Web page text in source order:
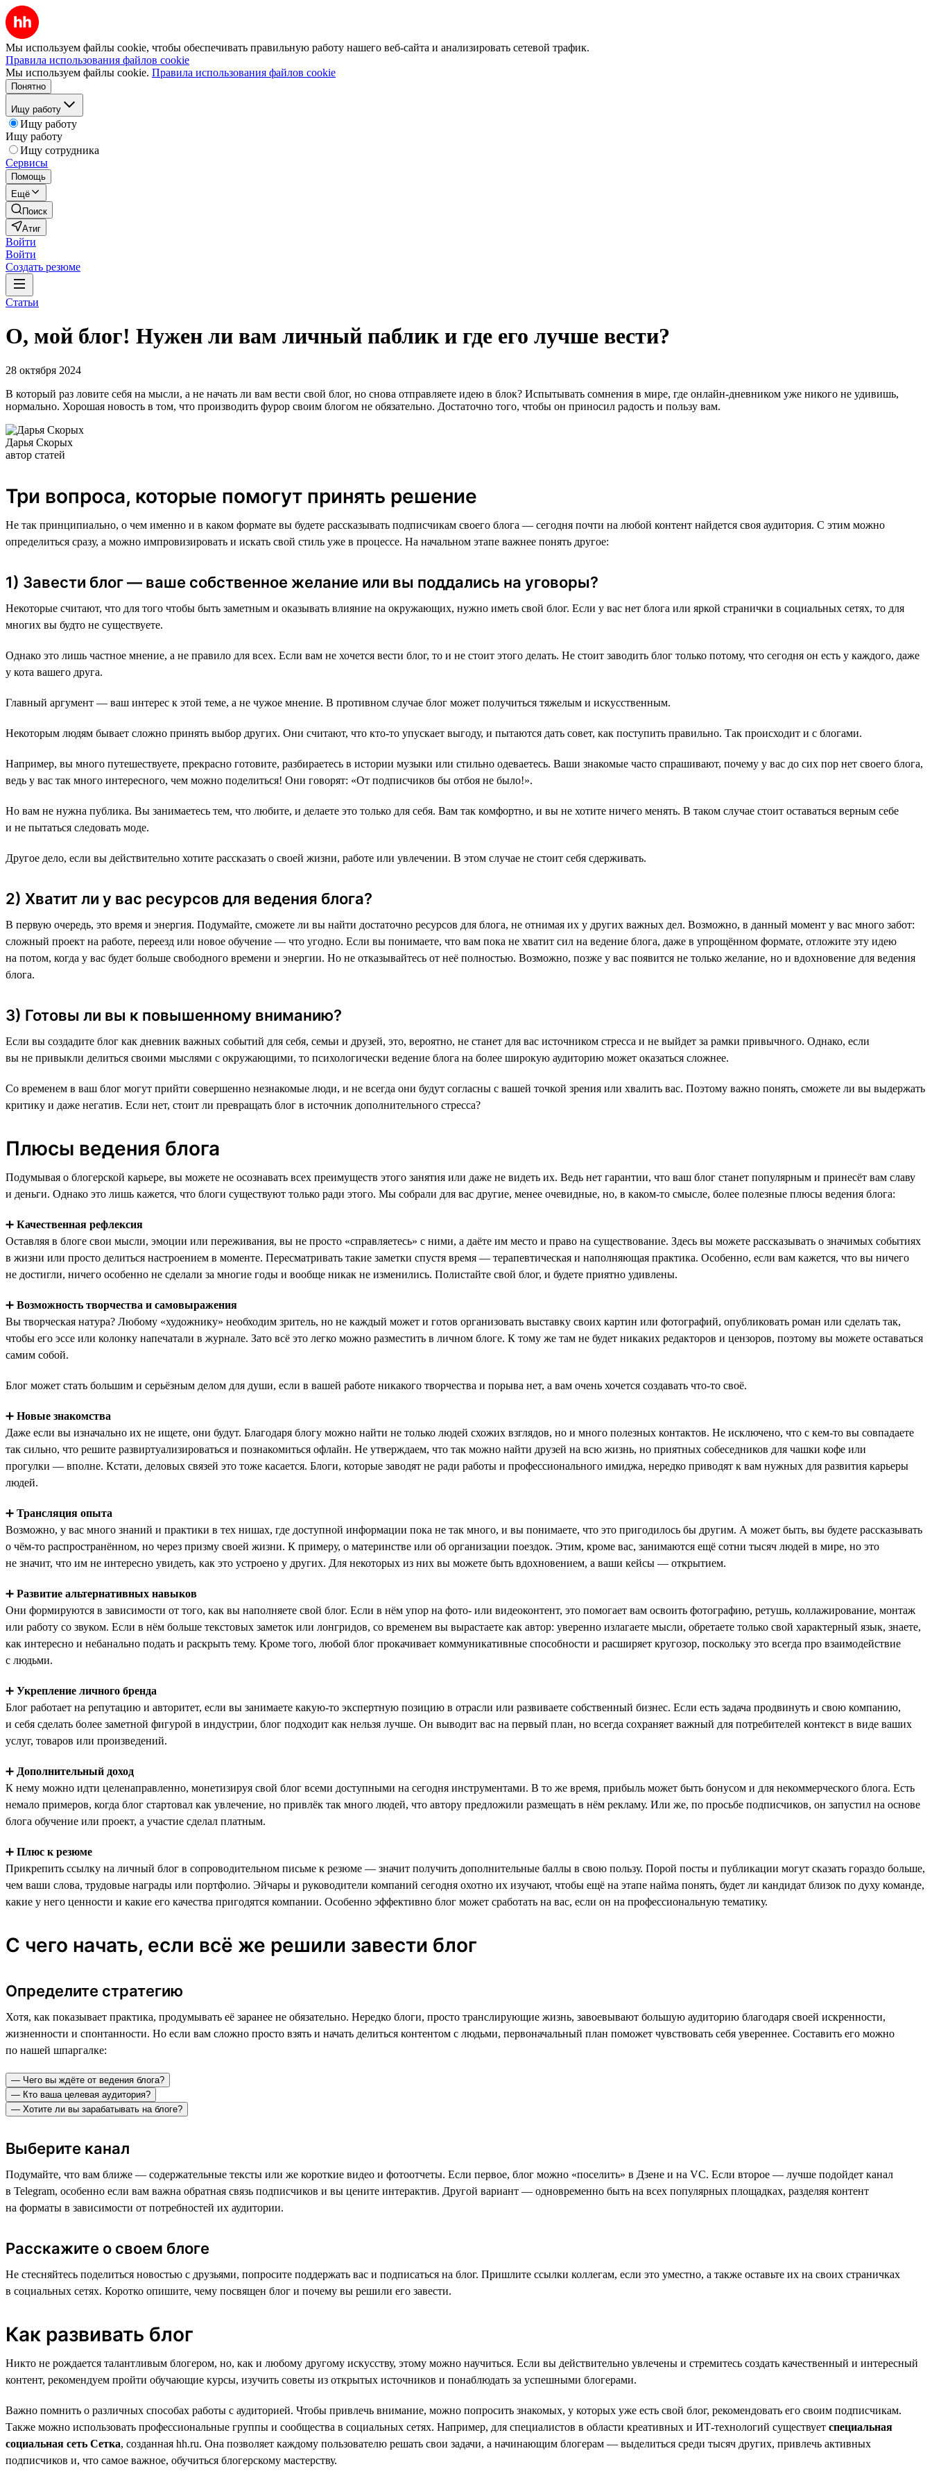
Мы используем файлы cookie, чтобы обеспечивать правильную работу нашего веб-сайта и анализировать сетевой трафик.
Правила использования файлов cookie
Мы используем файлы cookie. Правила использования файлов cookie
Понятно
Ищу работу
Ищу работу
Ищу работу
Ищу сотрудника
Сервисы
Помощь
Ещё
Поиск
Атиг
Войти
Войти
Создать резюме
Статьи
О, мой блог! Нужен ли вам личный паблик и где его лучше вести?
28 октября 2024
В который раз ловите себя на мысли, а не начать ли вам вести свой блог, но снова отправляете идею в блок? Испытывать сомнения в мире, где онлайн-дневником уже никого не удивишь,
нормально. Хорошая новость в том, что производить фурор своим блогом не обязательно. Достаточно того, чтобы он приносил радость и пользу вам.
Дарья Скорых
автор статей
Три вопроса, которые помогут принять решение
Не так принципиально, о чем именно и в каком формате вы будете рассказывать подписчикам своего блога — сегодня почти на любой контент найдется своя аудитория. С этим можно
определиться сразу, а можно импровизировать и искать свой стиль уже в процессе. На начальном этапе важнее понять другое:
1) Завести блог — ваше собственное желание или вы поддались на уговоры?
Некоторые считают, что для того чтобы быть заметным и оказывать влияние на окружающих, нужно иметь свой блог. Если у вас нет блога или яркой странички в социальных сетях, то для
многих вы будто не существуете.
Однако это лишь частное мнение, а не правило для всех. Если вам не хочется вести блог, то и не стоит этого делать. Не стоит заводить блог только потому, что сегодня он есть у каждого, даже
у кота вашего друга.
Главный аргумент — ваш интерес к этой теме, а не чужое мнение. В противном случае блог может получиться тяжелым и искусственным.
Некоторым людям бывает сложно принять выбор других. Они считают, что кто-то упускает выгоду, и пытаются дать совет, как поступить правильно. Так происходит и с блогами.
Например, вы много путешествуете, прекрасно готовите, разбираетесь в истории музыки или стильно одеваетесь. Ваши знакомые часто спрашивают, почему у вас до сих пор нет своего блога,
ведь у вас так много интересного, чем можно поделиться! Они говорят: «От подписчиков бы отбоя не было!».
Но вам не нужна публика. Вы занимаетесь тем, что любите, и делаете это только для себя. Вам так комфортно, и вы не хотите ничего менять. В таком случае стоит оставаться верным себе
и не пытаться следовать моде.
Другое дело, если вы действительно хотите рассказать о своей жизни, работе или увлечении. В этом случае не стоит себя сдерживать.
2) Хватит ли у вас ресурсов для ведения блога?
В первую очередь, это время и энергия. Подумайте, сможете ли вы найти достаточно ресурсов для блога, не отнимая их у других важных дел. Возможно, в данный момент у вас много забот:
сложный проект на работе, переезд или новое обучение — что угодно. Если вы понимаете, что вам пока не хватит сил на ведение блога, даже в упрощённом формате, отложите эту идею
на потом, когда у вас будет больше свободного времени и энергии. Но не отказывайтесь от неё полностью. Возможно, позже у вас появится не только желание, но и вдохновение для ведения
блога.
3) Готовы ли вы к повышенному вниманию?
Если вы создадите блог как дневник важных событий для себя, семьи и друзей, это, вероятно, не станет для вас источником стресса и не выйдет за рамки привычного. Однако, если
вы не привыкли делиться своими мыслями с окружающими, то психологически ведение блога на более широкую аудиторию может оказаться сложнее.
Со временем в ваш блог могут прийти совершенно незнакомые люди, и не всегда они будут согласны с вашей точкой зрения или хвалить вас. Поэтому важно понять, сможете ли вы выдержать
критику и даже негатив. Если нет, стоит ли превращать блог в источник дополнительного стресса?
Плюсы ведения блога
Подумывая о блогерской карьере, вы можете не осознавать всех преимуществ этого занятия или даже не видеть их. Ведь нет гарантии, что ваш блог станет популярным и принесёт вам славу
и деньги. Однако это лишь кажется, что блоги существуют только ради этого. Мы собрали для вас другие, менее очевидные, но, в каком-то смысле, более полезные плюсы ведения блога:
➕ Качественная рефлексия
Оставляя в блоге свои мысли, эмоции или переживания, вы не просто «справляетесь» с ними, а даёте им место и право на существование. Здесь вы можете рассказывать о значимых событиях
в жизни или просто делиться настроением в моменте. Пересматривать такие заметки спустя время — терапевтическая и наполняющая практика. Особенно, если вам кажется, что вы ничего
не достигли, ничего особенно не сделали за многие годы и вообще никак не изменились. Полистайте свой блог, и будете приятно удивлены.
➕ Возможность творчества и самовыражения
Вы творческая натура? Любому «художнику» необходим зритель, но не каждый может и готов организовать выставку своих картин или фотографий, опубликовать роман или сделать так,
чтобы его эссе или колонку напечатали в журнале. Зато всё это легко можно разместить в личном блоге. К тому же там не будет никаких редакторов и цензоров, поэтому вы можете оставаться
самим собой.
Блог может стать большим и серьёзным делом для души, если в вашей работе никакого творчества и порыва нет, а вам очень хочется создавать что-то своё.
➕ Новые знакомства
Даже если вы изначально их не ищете, они будут. Благодаря блогу можно найти не только людей схожих взглядов, но и много полезных контактов. Не исключено, что с кем-то вы совпадаете
так сильно, что решите развиртуализироваться и познакомиться офлайн. Не утверждаем, что так можно найти друзей на всю жизнь, но приятных собеседников для чашки кофе или
прогулки — вполне. Кстати, деловых связей это тоже касается. Блоги, которые заводят не ради работы и профессионального имиджа, нередко приводят к вам нужных для развития карьеры
людей.
➕ Трансляция опыта
Возможно, у вас много знаний и практики в тех нишах, где доступной информации пока не так много, и вы понимаете, что это пригодилось бы другим. А может быть, вы будете рассказывать
о чём-то распространённом, но через призму своей жизни. К примеру, о материнстве или об организации поездок. Этим, кроме вас, занимаются ещё сотни тысяч людей в мире, но это
не значит, что им не интересно увидеть, как это устроено у других. Для некоторых из них вы можете быть вдохновением, а ваши кейсы — открытием.
➕ Развитие альтернативных навыков
Они формируются в зависимости от того, как вы наполняете свой блог. Если в нём упор на фото- или видеоконтент, это помогает вам освоить фотографию, ретушь, коллажирование, монтаж
или работу со звуком. Если в нём больше текстовых заметок или лонгридов, со временем вы вырастаете как автор: уверенно излагаете мысли, обретаете только свой характерный язык, знаете,
как интересно и небанально подать и раскрыть тему. Кроме того, любой блог прокачивает коммуникативные способности и расширяет кругозор, поскольку это всегда про взаимодействие
с людьми.
➕ Укрепление личного бренда
Блог работает на репутацию и авторитет, если вы занимаете какую-то экспертную позицию в отрасли или развиваете собственный бизнес. Если есть задача продвинуть и свою компанию,
и себя сделать более заметной фигурой в индустрии, блог подходит как нельзя лучше. Он выводит вас на первый план, но всегда сохраняет важный для потребителей контекст в виде ваших
услуг, товаров или произведений.
➕ Дополнительный доход
К нему можно идти целенаправленно, монетизируя свой блог всеми доступными на сегодня инструментами. В то же время, прибыль может быть бонусом и для некоммерческого блога. Есть
немало примеров, когда блог стартовал как увлечение, но привлёк так много людей, что автору предложили размещать в нём рекламу. Или же, по просьбе подписчиков, он запустил на основе
блога обучение или проект, а участие сделал платным.
➕ Плюс к резюме
Прикрепить ссылку на личный блог в сопроводительном письме к резюме — значит получить дополнительные баллы в свою пользу. Порой посты и публикации могут сказать гораздо больше,
чем ваши слова, трудовые награды или портфолио. Эйчары и руководители компаний сегодня охотно их изучают, чтобы ещё на этапе найма понять, будет ли кандидат близок по духу команде,
какие у него ценности и какие его качества пригодятся компании. Особенно эффективно блог может сработать на вас, если он на профессиональную тематику.
С чего начать, если всё же решили завести блог
Определите стратегию
Хотя, как показывает практика, продумывать её заранее не обязательно. Нередко блоги, просто транслирующие жизнь, завоевывают большую аудиторию благодаря своей искренности,
жизненности и спонтанности. Но если вам сложно просто взять и начать делиться контентом с людьми, первоначальный план поможет чувствовать себя увереннее. Составить его можно
по нашей шпаргалке:
— Чего вы ждёте от ведения блога?
— Кто ваша целевая аудитория?
— Хотите ли вы зарабатывать на блоге?
Выберите канал
Подумайте, что вам ближе — содержательные тексты или же короткие видео и фотоотчеты. Если первое, блог можно «поселить» в Дзене и на VC. Если второе — лучше подойдет канал
в Telegram, особенно если вам важна обратная связь подписчиков и вы цените интерактив. Другой вариант — одновременно быть на всех популярных площадках, разделяя контент
на форматы в зависимости от потребностей их аудитории.
Расскажите о своем блоге
Не стесняйтесь поделиться новостью с друзьями, попросите поддержать вас и подписаться на блог. Пришлите ссылки коллегам, если это уместно, а также оставьте их на своих страничках
в социальных сетях. Коротко опишите, чему посвящен блог и почему вы решили его завести.
Как развивать блог
Никто не рождается талантливым блогером, но, как и любому другому искусству, этому можно научиться. Если вы действительно увлечены и стремитесь создать качественный и интересный
контент, рекомендуем пройти обучающие курсы, изучить советы из открытых источников и понаблюдать за успешными блогерами.
Важно помнить о различных способах работы с аудиторией. Чтобы привлечь внимание, можно попросить знакомых, у которых уже есть свой блог, рекомендовать его своим подписчикам.
Также можно использовать профессиональные группы и сообщества в социальных сетях. Например, для специалистов в области креативных и ИТ-технологий существует специальная
социальная сеть Сетка, созданная hh.ru. Она позволяет каждому пользователю решать свои задачи, а начинающим блогерам — выделиться среди тысяч других, привлечь активных
подписчиков и, что самое важное, обучиться блогерскому мастерству.